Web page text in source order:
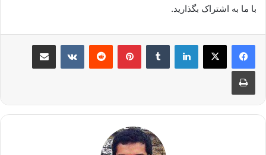
با ما به اشتراک بگذارید.
لینکدین ‫تامبلر پینترست‫رددیت ‫VKontakteاشتراک گذاری از طریق ایمیل
چاپ